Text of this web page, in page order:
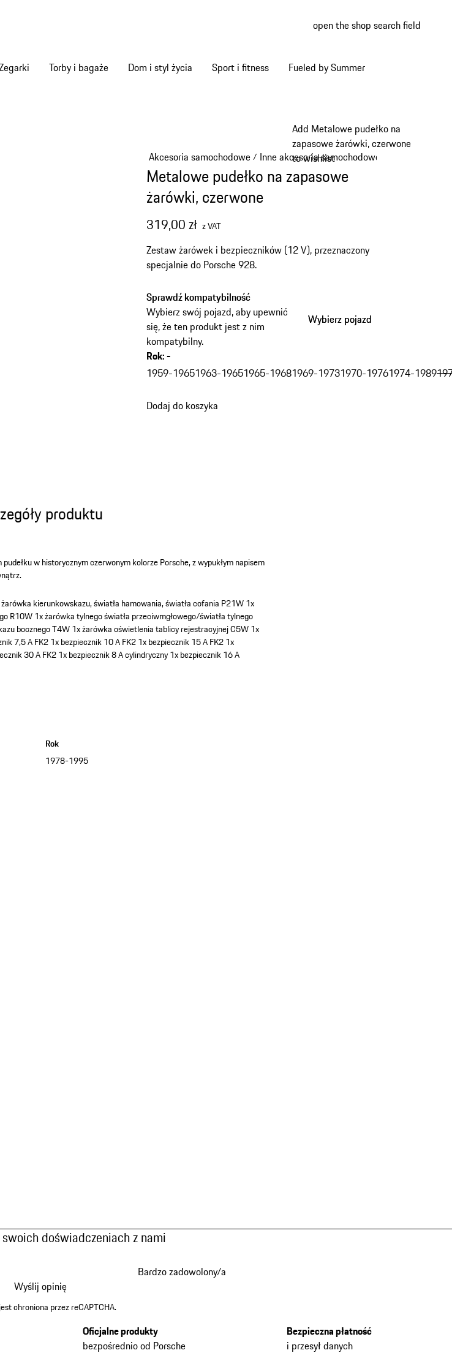
open the shop search field
Torby i bagaże Dom i styl życia Sport i fitness Fueled by Summer
Add Metalowe pudełko na
zapasowe żarówki, czerwone
to wishlist
Akcesoria samochodowe/ Inne akcesoria samochodowe
Metalowe pudełko na zapasowe
żarówki, czerwone
319,00 zł z VAT
Zestaw żarówek i bezpieczników (12 V), przeznaczony
specjalnie do Porsche 928.
Sprawdź kompatybilność
Wybierz swój pojazd, aby upewnić
się, że ten produkt jest z nim
kompatybilny.
Wybierz pojazd
Wybierz pojazd
Rok:-
warianty
1959-19651963-19651965-19681969-19731970-19761974-1989
do
Dodaj do koszyka
produktu
w historycznym czerwonym kolorze Porsche, z wypukłym napisem
kierunkowskazu, światła hamowania, światła cofania P21W1x
R10W1x żarówka tylnego światła przeciwmgłowego/światła tylnego
bocznego T4W1x żarówka oświetlenia tablicy rejestracyjnej C5W1x
7,5 A FK21x bezpiecznik 10 A FK21x bezpiecznik 15 A FK21x
30 A FK21x bezpiecznik 8 A cylindryczny1x bezpiecznik 16 A
Rok
1978-1995
doświadczeniach z nami
Bardzo zadowolony/a
Wyślij opinię
chroniona przez reCAPTCHA.
Oficjalne produkty
bezpośrednio od Porsche
Bezpieczna płatność
i przesył danych